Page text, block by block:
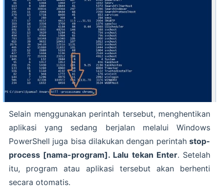
Selain menggunakan perintah tersebut, menghentikan
aplikasi yang sedang berjalan melalui Windows
PowerShell juga bisa dilakukan dengan perintah stop-
process [nama-program]. Lalu tekan Enter. Setelah
itu, program atau aplikasi tersebut akan berhenti
secara otomatis.